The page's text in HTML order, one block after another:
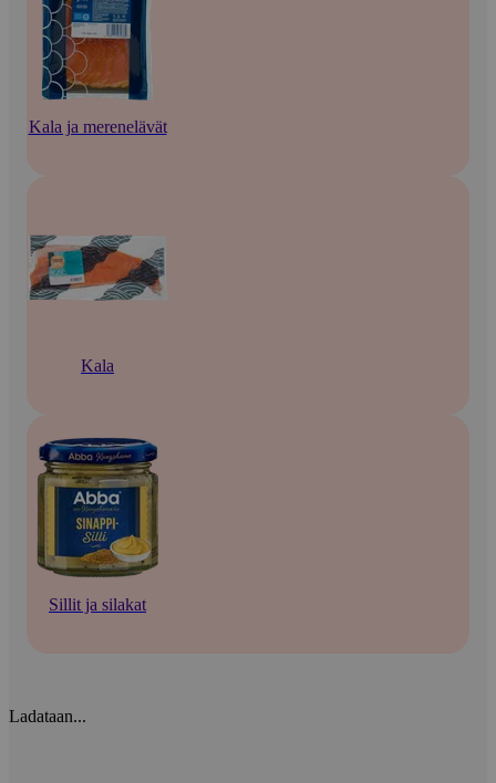
Kala ja merenelävät
Kala
Sillit ja silakat
Ladataan...